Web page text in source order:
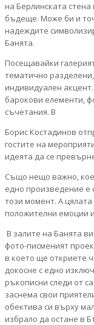
на Берлинската
бъдеще. Може би и
надеждите
Банята.
Посещавайки
тематично
индивидуален
барокови елементи,
съчетания. В
Борис Костадинов
гостите на
идеята да се
Също нещо важно,
едно произведение е
този момент. А
положителни емоции
В залите на Банята
фото-писменият
в което ще откриете
докосне с едно
ръкописни следи от
заснема свои
обектива си върху
избрало да остане в